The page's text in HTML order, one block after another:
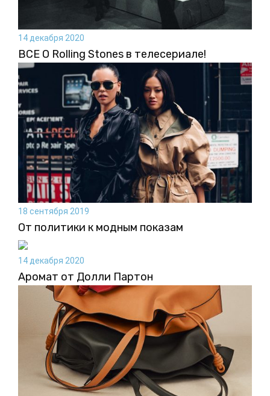
14 декабря 2020
ВСЕ О Rolling Stones в телесериале!
18 сентября 2019
От политики к модным показам
14 декабря 2020
Аромат от Долли Партон